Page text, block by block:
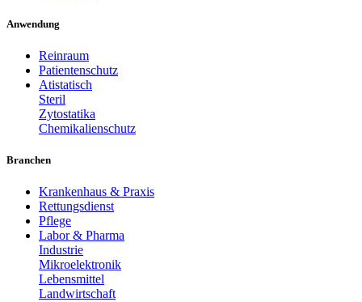
Anwendung
Reinraum
Patientenschutz
Atistatisch
Steril
Zytostatika
Chemikalienschutz
Branchen
Krankenhaus & Praxis
Rettungsdienst
Pflege
Labor & Pharma
Industrie
Mikroelektronik
Lebensmittel
Landwirtschaft